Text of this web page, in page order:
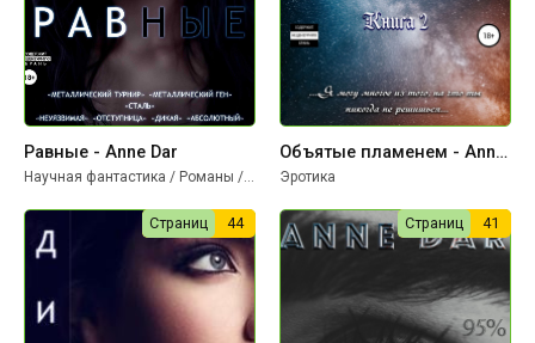
Равные - Anne Dar
Научная фантастика / Романы / Триллеры
Объятые пламенем - Anne Dar
Эротика
Страниц 44 Страниц 41